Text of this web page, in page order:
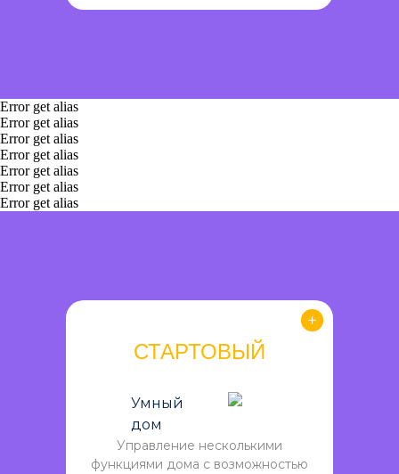
Error get alias
Error get alias
Error get alias
Error get alias
Error get alias
Error get alias
Error get alias
СТАРТОВЫЙ
Управление несколькими
функциями дома с возможностью
Умный
дом